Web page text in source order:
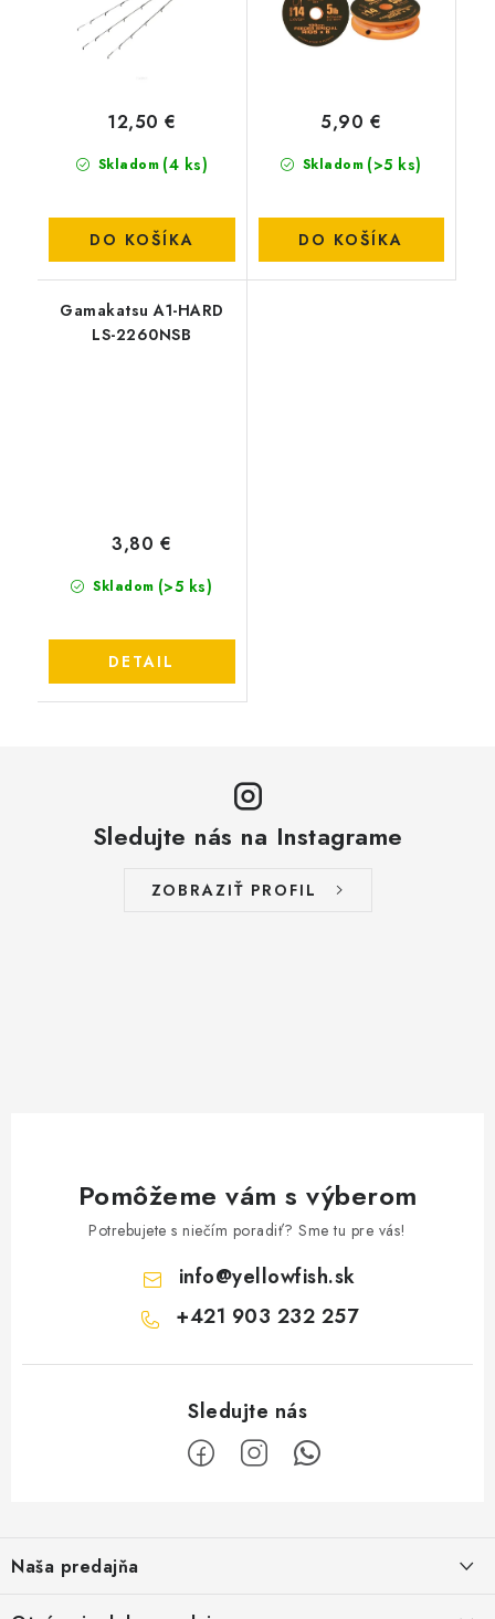
Skladom (4 ks)
12,50 €
DO KOŠÍKA
Skladom (>5 ks)
5,90 €
DO KOŠÍKA
Gamakatsu A1-HARD
LS-2260NSB
Skladom (>5 ks)
3,80 €
DETAIL
Sledujte nás na Instagrame
ZOBRAZIŤ PROFIL
Pomôžeme vám s výberom
Potrebujete s niečím poradiť? Sme tu pre vás!
info@yellowfish.sk
+421 903 232 257
p
ä
Naša predajňa